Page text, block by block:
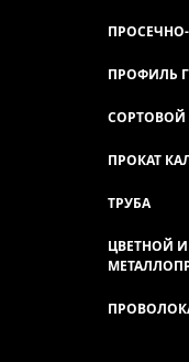
ПРОФИЛЬ
ПРОКАТ
ТРУБА
ЦВЕТНОЙ